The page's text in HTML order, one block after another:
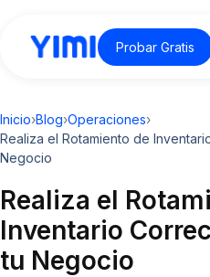
Probar Gratis
Inicio›Blog›Operaciones›
Realiza el Rotamiento de
Negocio
Realiza el
Inventario
tu Negocio